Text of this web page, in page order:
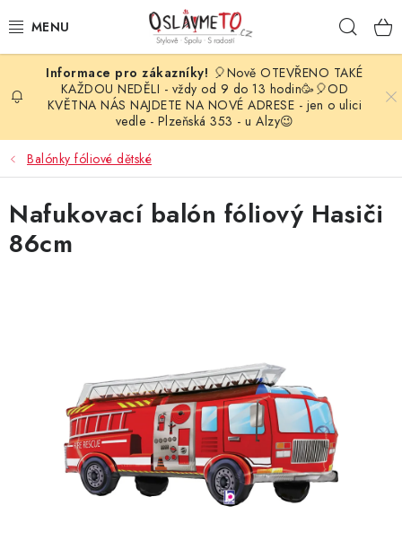
na
OSLAVA NAROZENIN
STYLOVÁ PARTY
DEKORACE A VÝZDOBA
BALÓNKY
BARVY NA OBLIČEJ A VLASY
BLAHOPŘÁNÍ
BUBLIFUKY
🎈Nově OTEVŘENO TAKÉ
KAŽDOU NEDĚLI - vždy od 9 do 13 hodin🥳🎈OD
KVĚTNA NÁS NAJDETE NA NOVÉ ADRESE - jen o ulici
vedle - Plzeňská 353 - u Alzy😉
Balónky fóliové dětské
Nafukovací balón fóliový Hasiči
86cm